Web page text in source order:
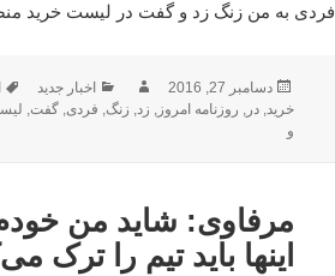
فردی به من زنگ زد و گفت در لیست خرید
ارسال
شده
دسامبر 27, 2016 نویسندهدسته‌ها
اخبار جدید
خرید ,در روزنامه امروز زد زنگ فردی ,گفت
و
مرفاوی: شاید من خودم
اینها باید تیم را ترک